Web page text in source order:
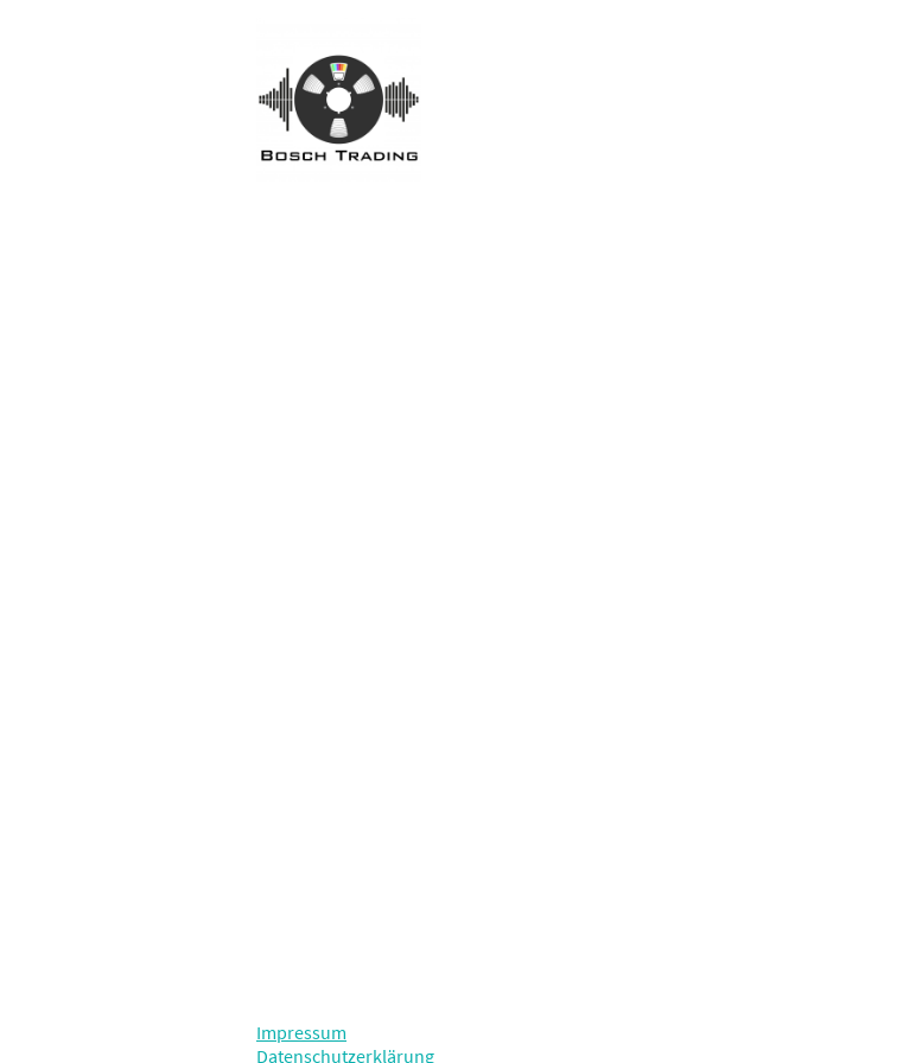
Impressum
Datenschutzerklärung